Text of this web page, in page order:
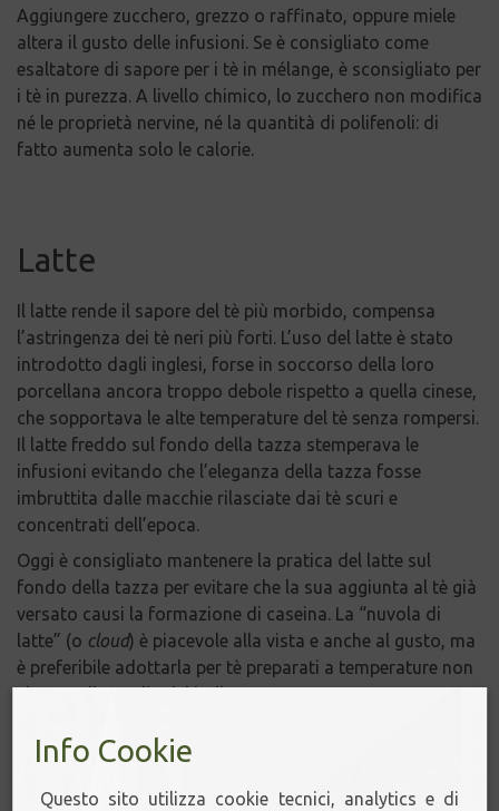
Aggiungere zucchero, grezzo o raffinato, oppure miele
altera il gusto delle infusioni. Se è consigliato come
esaltatore di sapore per i tè in mélange, è sconsigliato per
i tè in purezza. A livello chimico, lo zucchero non modifica
né le proprietà nervine, né la quantità di polifenoli: di
fatto aumenta solo le calorie.
Latte
Il latte rende il sapore del tè più morbido, compensa
l’astringenza dei tè neri più forti. L’uso del latte è stato
introdotto dagli inglesi, forse in soccorso della loro
porcellana ancora troppo debole rispetto a quella cinese,
che sopportava le alte temperature del tè senza rompersi.
Il latte freddo sul fondo della tazza stemperava le
infusioni evitando che l’eleganza della tazza fosse
imbruttita dalle macchie rilasciate dai tè scuri e
concentrati dell’epoca.
Oggi è consigliato mantenere la pratica del latte sul
fondo della tazza per evitare che la sua aggiunta al tè già
versato causi la formazione di caseina. La “nuvola di
latte” (o cloud) è piacevole alla vista e anche al gusto, ma
è preferibile adottarla per tè preparati a temperature non
elevate alla soglia del bollore.
Info Cookie
Questo sito utilizza cookie tecnici, analytics e di